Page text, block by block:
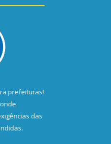
prefeituras!
das